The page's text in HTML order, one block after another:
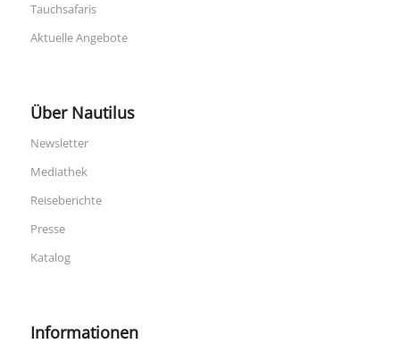
Tauchsafaris
Aktuelle Angebote
Über Nautilus
Newsletter
Mediathek
Reiseberichte
Presse
Katalog
Informationen